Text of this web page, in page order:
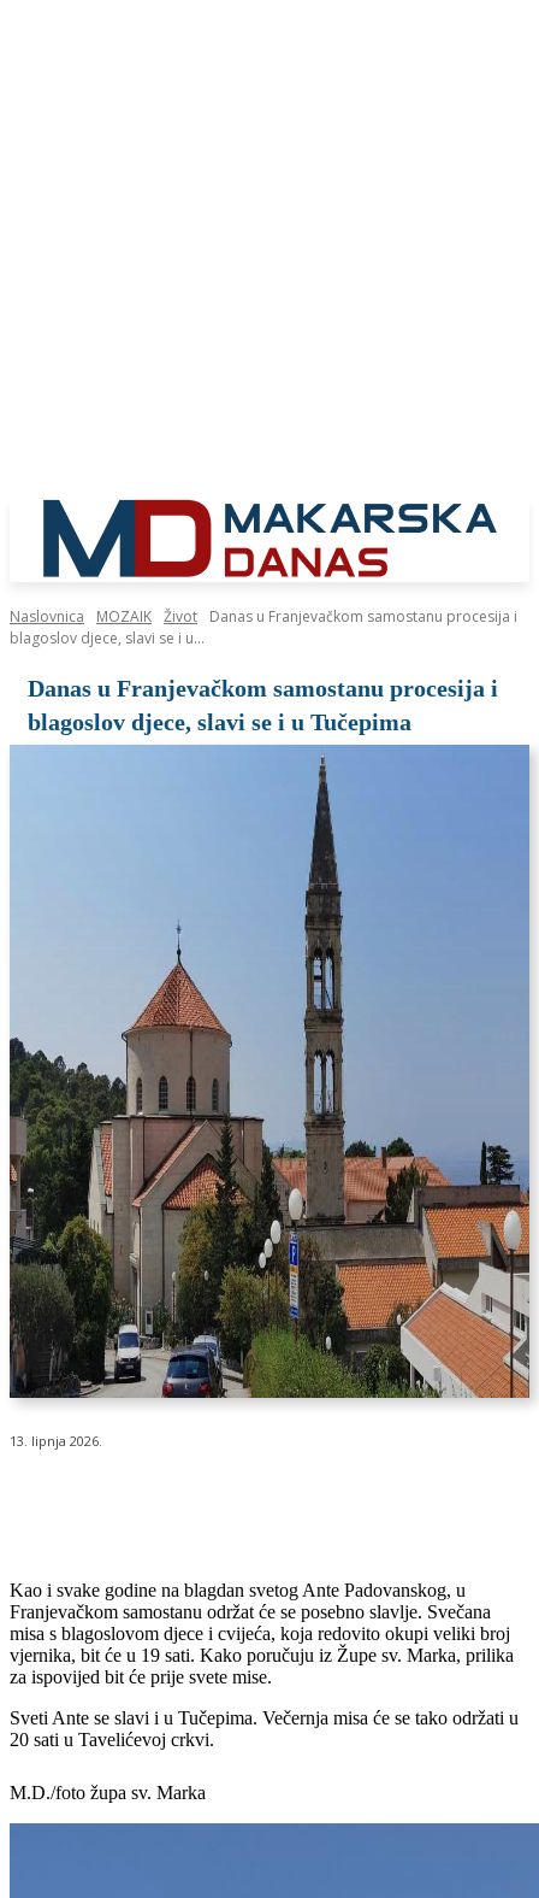
Naslovnica MOZAIK Život
Danas u Franjevačkom samostanu procesija i
blagoslov djece, slavi se i u...
Danas u Franjevačkom samostanu procesija i
blagoslov djece, slavi se i u Tučepima
13. lipnja 2026.
Kao i svake godine na blagdan svetog Ante Padovanskog, u
Franjevačkom samostanu održat će se posebno slavlje. Svečana
misa s blagoslovom djece i cvijeća, koja redovito okupi veliki broj
vjernika, bit će u 19 sati. Kako poručuju iz Župe sv. Marka, prilika
za ispovijed bit će prije svete mise.
Sveti Ante se slavi i u Tučepima. Večernja misa će se tako održati u
20 sati u Tavelićevoj crkvi.
M.D./foto župa sv. Marka